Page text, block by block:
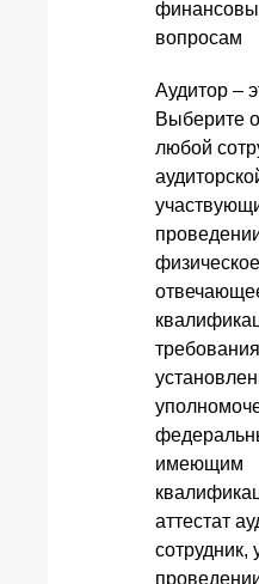
вопросам
Аудитор –
Выберите
любой
имеющим
аттестат
сотрудник,